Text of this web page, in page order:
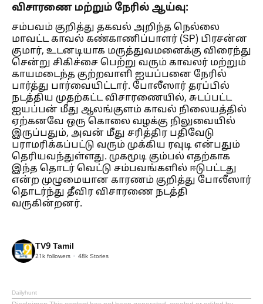
விசாரணை மற்றும் நேரில் ஆய்வு:
சம்பவம் குறித்து தகவல் அறிந்த நெல்லை
மாவட்ட காவல் கண்காணிப்பாளர் (SP) பிரசன்ன
குமார், உடனடியாக மருத்துவமனைக்கு விரைந்து
சென்று சிகிச்சை பெற்று வரும் காவலர் மற்றும்
காயமடைந்த குற்றவாளி ஐயப்பனை நேரில்
பார்த்து பார்வையிட்டார். போலீஸார் தரப்பில்
நடத்திய முதற்கட்ட விசாரணையில், சுடப்பட்ட
ஐயப்பன் மீது ஆலங்குளம் காவல் நிலையத்தில்
ஏற்கனவே ஒரு கொலை வழக்கு நிலுவையில்
இருப்பதும், அவன் மீது சரித்திர பதிவேடு
பராமரிக்கப்பட்டு வரும் முக்கிய ரவுடி என்பதும்
தெரியவந்துள்ளது. முகமூடி கும்பல் எதற்காக
இந்த தொடர் வெட்டு சம்பவங்களில் ஈடுபட்டது
என்ற முழுமையான காரணம் குறித்து போலீஸார்
தொடர்ந்து தீவிர விசாரணை நடத்தி
வருகின்றனர்.
TV9 Tamil
21k followers 48k Stories
Dailyhunt